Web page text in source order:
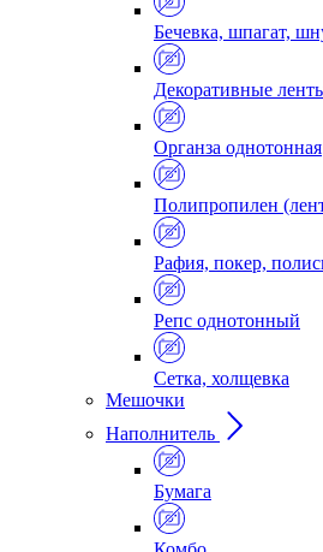
Бечевка, шпагат,
Декоративные
Органза однотонная
Полипропилен
Рафия, покер,
Репс однотонный
Сетка, холщевка
Мешочки
Наполнитель
Бумага